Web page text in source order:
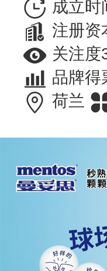
成立时
注册资
关注度
品牌得
荷兰